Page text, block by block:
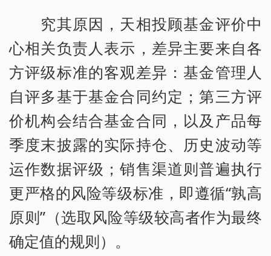
究其原因，天相投顾基金评价中
心相关负责人表示，差异主要来自各
方评级标准的客观差异：基金管理人
自评多基于基金合同约定；第三方评
价机构会结合基金合同，以及产品每
季度末披露的实际持仓、历史波动等
运作数据评级；销售渠道则普遍执行
更严格的风险等级标准，即遵循“孰高
原则”（选取风险等级较高者作为最终
确定值的规则）。